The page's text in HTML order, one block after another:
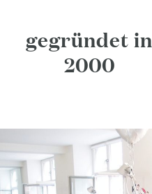
gegründet in
2000